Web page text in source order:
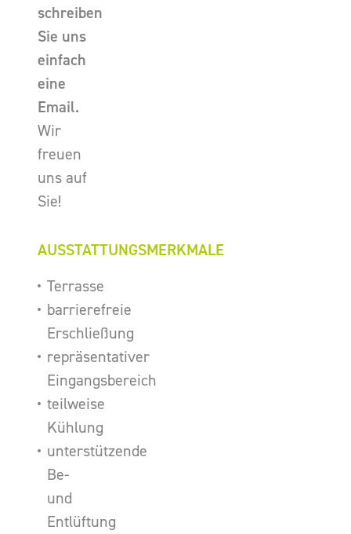
schreiben
Sie uns
einfach
eine
Email.
Wir
freuen
uns auf
Sie!
AUSSTATTUNGSMERKMALE
Terrasse
barrierefreie
Erschließung
repräsentativer
Eingangsbereich
teilweise
Kühlung
unterstützende
Be-
und
Entlüftung